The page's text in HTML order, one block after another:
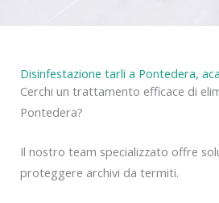
Disinfestazione tarli a Pontedera,
Cerchi un trattamento efficace di
Pontedera?
Il nostro team specializzato offre
proteggere archivi da termiti.